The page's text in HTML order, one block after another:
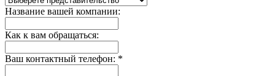
Название вашей компании:
Как к вам обращаться:
Ваш контактный телефон: *